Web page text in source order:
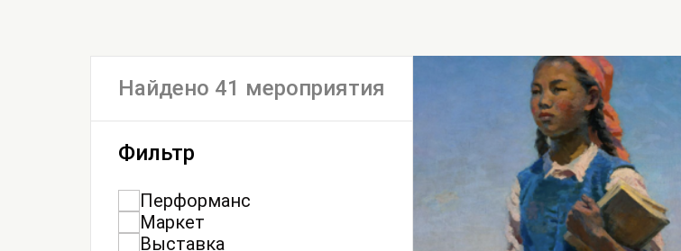
Найдено 41 мероприятия
Фильтр
Перформанс
Маркет
Выставка